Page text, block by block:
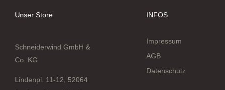
Unser Store
Schneiderwind GmbH &
Co. KG
Lindenpl. 11-12, 52064
INFOS
Impressum
AGB
Datenschutz